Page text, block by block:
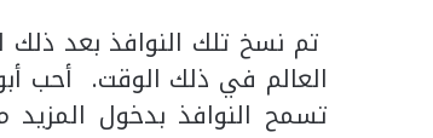
تم نسخ تلك النوافذ بعد
العالم في ذلك الوقت. أحب
تسمح النوافذ بدخول